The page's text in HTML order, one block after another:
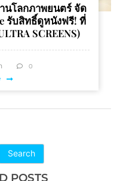
Search
POSTS
นโลกภาพยนตร์ จัด
รับสิทธิ์ดูหนังฟรี! ที่
SCREENS)
0